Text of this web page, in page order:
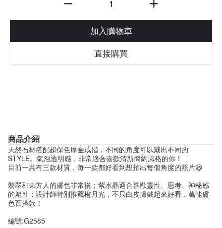
加入購物車
直接購買
商品介紹
天然石材搭配超保色厚金戒指，不同的角度可以戴出不同的
STYLE。氣泡透明感，非常適合喜歡清新簡約風格的你！
目前一共有三款材質，每一款都好看到想拍出每個角度的照片😆
翡翠和東方人的膚色非常搭；紫水晶適合喜歡靈性、思考、神秘感
的屬性；設計師特別推薦橙月光，不只白皮膚戴起來好看，萬能膚
色百搭款！
編號:G2585